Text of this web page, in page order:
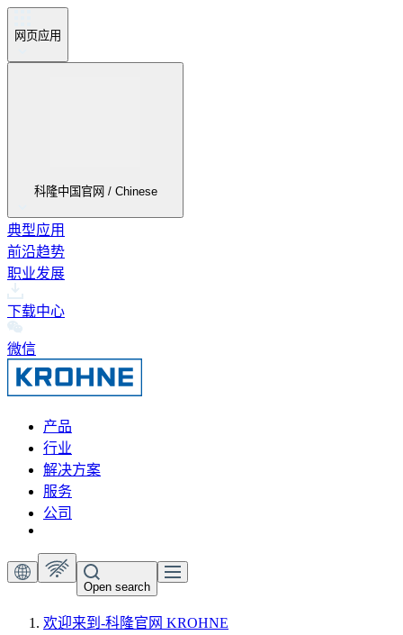
网页应用
科隆中国官网 / Chinese
典型应用
前沿趋势
职业发展
下载中心
微信
产品
行业
解决方案
服务
公司
Open search
欢迎来到-科隆官网 KROHNE